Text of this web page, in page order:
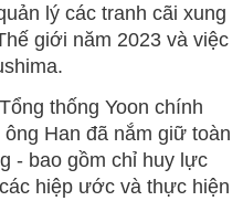
lý các tranh cãi xung
giới năm 2023 và việc
thống Yoon chính
Han đã nắm giữ toàn
- bao gồm chỉ huy lực
hiệp ước và thực hiện